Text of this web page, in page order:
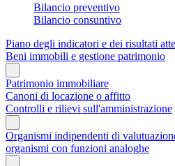
Bilancio preventivo
Bilancio consuntivo
Piano degli indicatori e dei risultati
Beni immobili e gestione patrimonio
Patrimonio immobiliare
Canoni di locazione o affitto
Controlli e rilievi sull'amministrazione
Organismi indipendenti di
organismi con funzioni analoghe